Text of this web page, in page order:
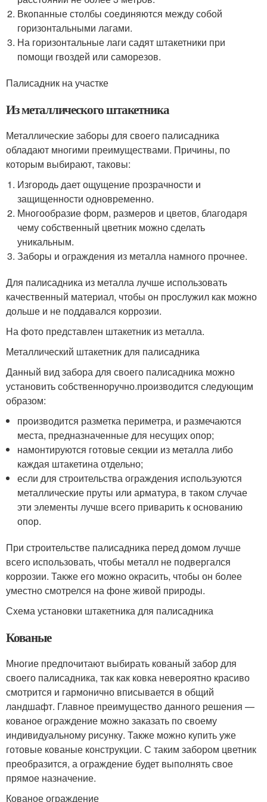
Вкопанные столбы соединяются между собой
горизонтальными лагами.
На горизонтальные лаги садят штакетники при
помощи гвоздей или саморезов.
Палисадник на участке
Из металлического штакетника
Металлические заборы для своего палисадника
обладают многими преимуществами. Причины, по
которым выбирают, таковы:
Изгородь дает ощущение прозрачности и
защищенности одновременно.
Многообразие форм, размеров и цветов, благодаря
чему собственный цветник можно сделать
уникальным.
Заборы и ограждения из металла намного прочнее.
Для палисадника из металла лучше использовать
качественный материал, чтобы он прослужил как можно
дольше и не поддавался коррозии.
На фото представлен штакетник из металла.
Металлический штакетник для палисадника
Данный вид забора для своего палисадника можно
установить собственноручно.производится следующим
образом:
производится разметка периметра, и размечаются
места, предназначенные для несущих опор;
намонтируются готовые секции из металла либо
каждая штакетина отдельно;
если для строительства ограждения используются
металлические пруты или арматура, в таком случае
эти элементы лучше всего приварить к основанию
опор.
При строительстве палисадника перед домом лучше
всего использовать, чтобы металл не подвергался
коррозии. Также его можно окрасить, чтобы он более
уместно смотрелся на фоне живой природы.
Схема установки штакетника для палисадника
Кованые
Многие предпочитают выбирать кованый забор для
своего палисадника, так как ковка невероятно красиво
смотрится и гармонично вписывается в общий
ландшафт. Главное преимущество данного решения —
кованое ограждение можно заказать по своему
индивидуальному рисунку. Также можно купить уже
готовые кованые конструкции. С таким забором цветник
преобразится, а ограждение будет выполнять свое
прямое назначение.
Кованое ограждение